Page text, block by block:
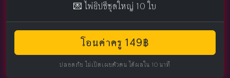
💌 ไพ่ยิปซีชุดใหญ่ 10 ใบ
โอนค่าครู 149฿
ปลอดภัย ไม่เปิดเผยตัวตน ได้ผลใน 10 นาที